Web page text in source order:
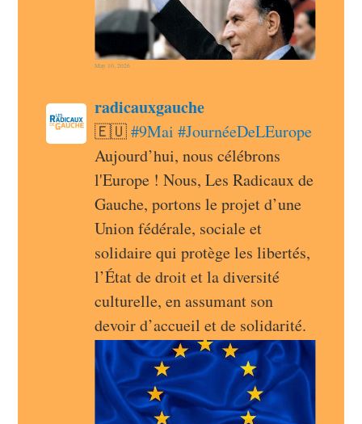
May 10, 2026
radicauxgauche avatar
radicauxgauchepost
🇪🇺 #9Mai #JournéeDeLEurope
Aujourd’hui, nous célébrons
l'Europe ! Nous, Les Radicaux de
Gauche, portons le projet d’une
Union fédérale, sociale et
solidaire qui protège les libertés,
l’État de droit et la diversité
culturelle, en assumant son
devoir d’accueil et de solidarité.